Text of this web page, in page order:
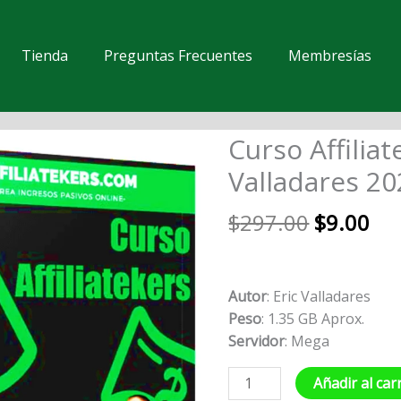
Tienda Preguntas Frecuentes Membresías
Curso
Valladares
$297.00
El
precio
original
era:
$297.00.
$9.00
El
Autor: Eric Valladares
Peso: 1.35 GB Aprox.
Servidor: Mega
Curso
Affiliatekers
-
Eric
Valladares
Añadir al